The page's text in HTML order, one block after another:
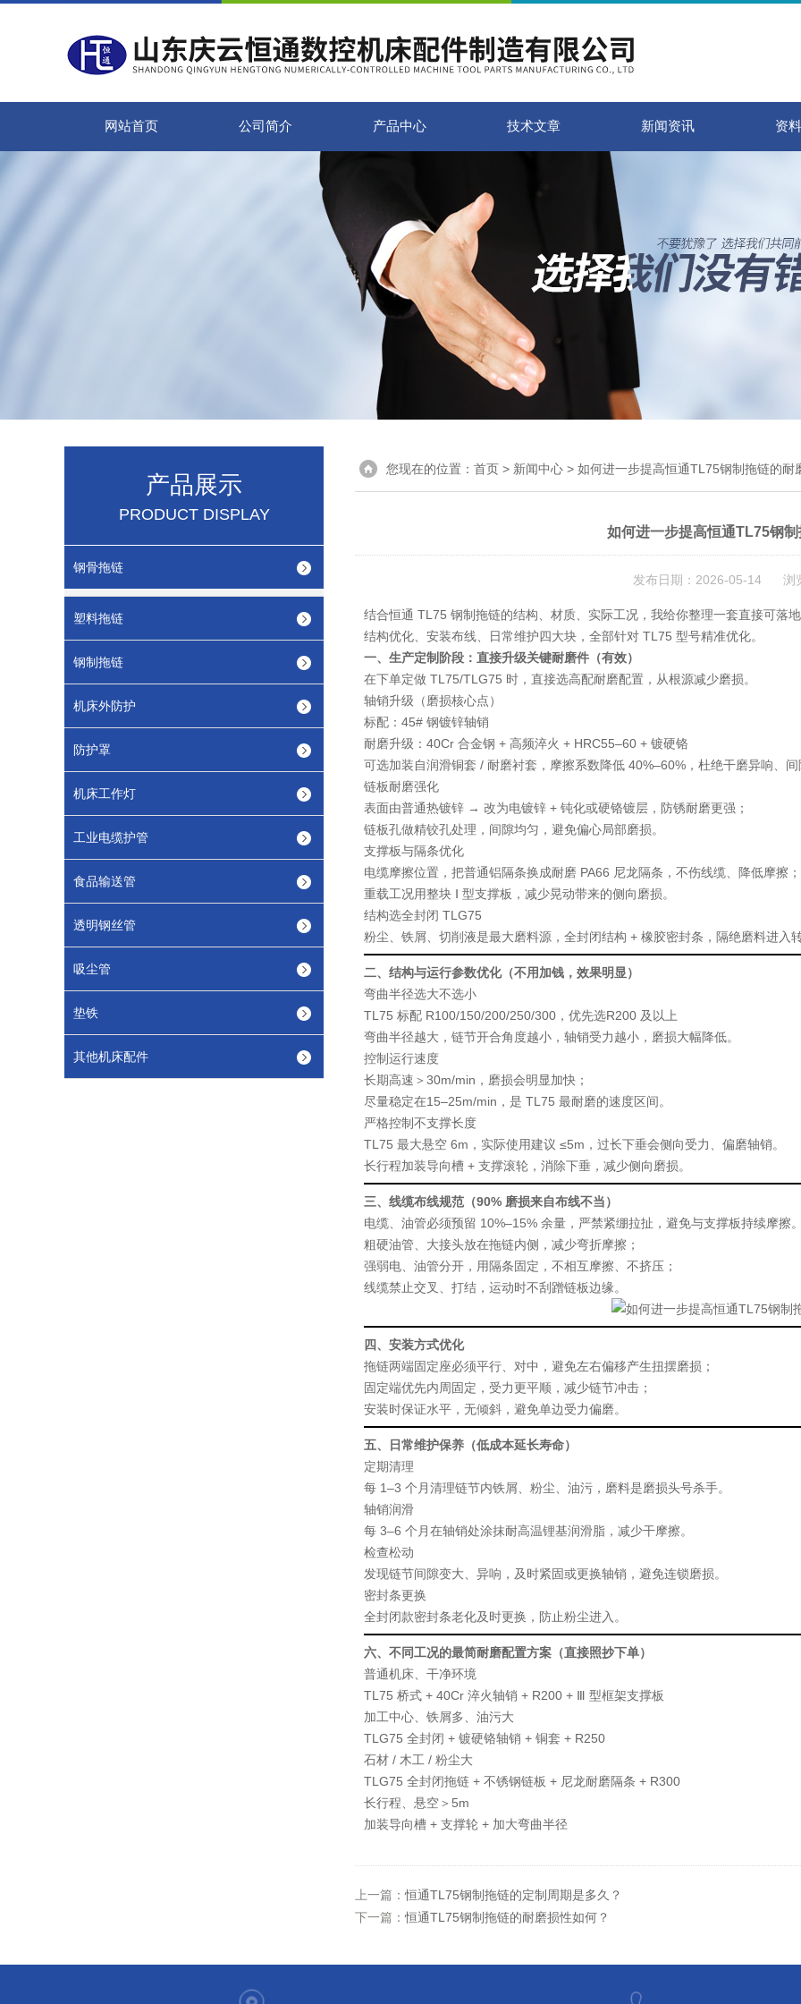
网站首页 公司简介 产品中心 技术文章 新闻资讯 资
产品展示
PRODUCT DISPLAY
钢骨拖链
塑料拖链
钢制拖链
机床外防护
防护罩
机床工作灯
工业电缆护管
食品输送管
透明钢丝管
吸尘管
垫铁
其他机床配件
您现在的位置： 首页 > 新闻中心 > 如何进一步提高恒通TL75钢制拖链的耐
如何进一步提高恒通TL75钢
发布日期：2026-05-14 浏
结合恒通 TL75 钢制拖链的结构、材质、实际工况，我给你整理一套直接可落
结构优化、安装布线、日常维护四大块，全部针对 TL75 型号精准优化。
一、生产定制阶段：直接升级关键耐磨件（有效）
在下单定做 TL75/TLG75 时，直接选高配耐磨配置，从根源减少磨损。
轴销升级（磨损核心点）
标配：45# 钢镀锌轴销
耐磨升级： 40Cr 合金钢 + 高频淬火 + HRC55–60 + 镀硬铬
可选加装自润滑铜套 / 耐磨衬套 ，摩擦系数降低 40%–60%，杜绝干磨异响、
链板耐磨强化
表面由普通热镀锌 → 改为电镀锌 + 钝化或硬铬镀层 ，防锈耐磨更强；
链板孔做精铰孔处理 ，间隙均匀，避免偏心局部磨损。
支撑板与隔条优化
电缆摩擦位置，把普通铝隔条换成耐磨 PA66 尼龙隔条 ，不伤线缆、降低摩擦；
重载工况用整块 Ⅰ 型支撑板 ，减少晃动带来的侧向磨损。
结构选全封闭 TLG75
粉尘、铁屑、切削液是最大磨料源， 全封闭结构 + 橡胶密封条 ，隔绝磨料进入
二、结构与运行参数优化（不用加钱，效果明显）
弯曲半径选大不选小
TL75 标配 R100/150/200/250/300，优先选R200 及以上
弯曲半径越大，链节开合角度越小，轴销受力越小，磨损大幅降低。
控制运行速度
长期高速＞30m/min，磨损会明显加快；
尽量稳定在15–25m/min ，是 TL75 最耐磨的速度区间。
严格控制不支撑长度
TL75 最大悬空 6m，实际使用建议 ≤5m，过长下垂会侧向受力、偏磨轴销。
长行程加装导向槽 + 支撑滚轮 ，消除下垂，减少侧向磨损。
三、线缆布线规范（90% 磨损来自布线不当）
电缆、油管必须预留 10%–15% 余量 ，严禁紧绷拉扯，避免与支撑板持续摩擦
粗硬油管、大接头放在拖链内侧，减少弯折摩擦；
强弱电、油管分开，用隔条固定， 不相互摩擦、不挤压 ；
线缆禁止交叉、打结，运动时不刮蹭链板边缘。
四、安装方式优化
拖链两端固定座必须平行、对中 ，避免左右偏移产生扭摆磨损；
固定端优先内周固定 ，受力更平顺，减少链节冲击；
安装时保证水平，无倾斜，避免单边受力偏磨。
五、日常维护保养（低成本延长寿命）
定期清理
每 1–3 个月清理链节内铁屑、粉尘、油污，磨料是磨损头号杀手。
轴销润滑
每 3–6 个月在轴销处涂抹耐高温锂基润滑脂 ，减少干摩擦。
检查松动
发现链节间隙变大、异响，及时紧固或更换轴销，避免连锁磨损。
密封条更换
全封闭款密封条老化及时更换，防止粉尘进入。
六、不同工况的最简耐磨配置方案（直接照抄下单）
普通机床、干净环境
TL75 桥式 + 40Cr 淬火轴销 + R200 + Ⅲ 型框架支撑板
加工中心、铁屑多、油污大
TLG75 全封闭 + 镀硬铬轴销 + 铜套 + R250
石材 / 木工 / 粉尘大
TLG75 全封闭拖链 + 不锈钢链板 + 尼龙耐磨隔条 + R300
长行程、悬空＞5m
加装导向槽 + 支撑轮 + 加大弯曲半径
上一篇：恒通TL75钢制拖链的定制周期是多久？
下一篇：恒通TL75钢制拖链的耐磨损性如何？